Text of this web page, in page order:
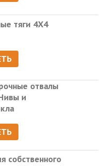
тяги 4Х4
отвалы
и
собственного